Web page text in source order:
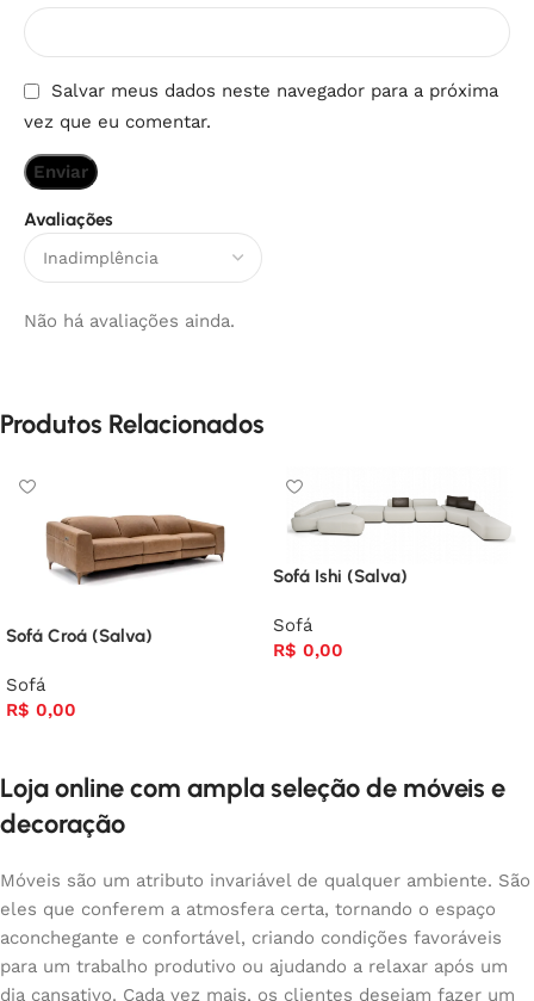
Avaliações
Não há avaliações ainda.
Salvar meus dados neste navegador para a próxima
vez que eu comentar.
Produtos Relacionados
Sofá Croá (Salva)
Sofá
R$ 0,00
Sofá Ishi (Salva)
Sofá
R$ 0,00
Loja online com ampla seleção de móveis e
decoração
Móveis são um atributo invariável de qualquer ambiente. São
eles que conferem a atmosfera certa, tornando o espaço
aconchegante e confortável, criando condições favoráveis
para um trabalho produtivo ou ajudando a relaxar após um
dia cansativo. Cada vez mais, os clientes desejam fazer um